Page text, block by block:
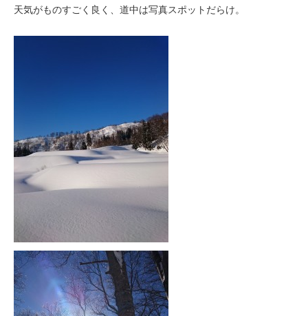
天気がものすごく良く、道中は写真スポットだらけ。